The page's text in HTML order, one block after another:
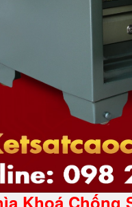
Khoá Chống